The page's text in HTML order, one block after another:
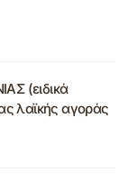
(ειδικά
λαϊκής αγοράς